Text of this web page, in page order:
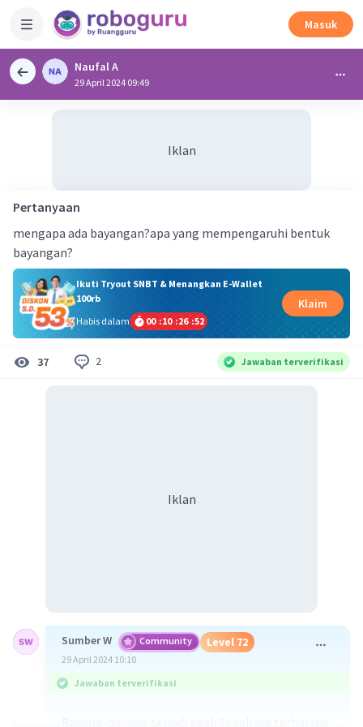
Masuk
Naufal A
29 April 2024 09:49
Iklan
Pertanyaan
mengapa ada bayangan?apa yang mempengaruhi bentuk
bayangan?
Ikuti Tryout SNBT & Menangkan E-Wallet
100rb
Habis dalam
00 :10 :26 :52
Klaim
37 2 Jawaban terverifikasi
Iklan
Sumber W Community Level 72
29 April 2024 10:10
Jawaban terverifikasi